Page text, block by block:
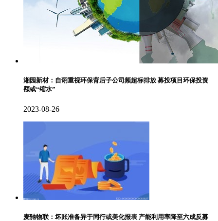
湘园新材：自诩重视环保背后子公司频超标排放 募投项目环保投资
额或“缩水”
2023-08-26
麦驰物联：坏账准备异于同行或美化报表 产能利用率降至六成反募